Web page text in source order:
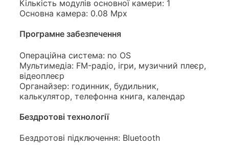
Кількість модулів основної камери: 1
Основна камера: 0.08 Mpx
Програмне забезпечення
Операційна система: no OS
Мультимедіа: FM-радіо, ігри, музичний плеєр,
відеоплеєр
Органайзер: годинник, будильник,
калькулятор, телефонна книга, календар
Бездротові технології
Бездротові підключення: Bluetooth